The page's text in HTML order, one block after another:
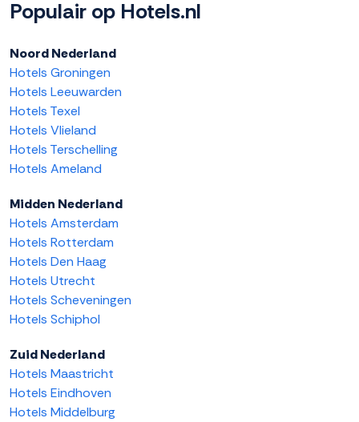
Populair op Hotels.nl
Noord Nederland
Hotels Groningen
Hotels Leeuwarden
Hotels Texel
Hotels Vlieland
Hotels Terschelling
Hotels Ameland
Midden Nederland
Hotels Amsterdam
Hotels Rotterdam
Hotels Den Haag
Hotels Utrecht
Hotels Scheveningen
Hotels Schiphol
Zuid Nederland
Hotels Maastricht
Hotels Eindhoven
Hotels Middelburg